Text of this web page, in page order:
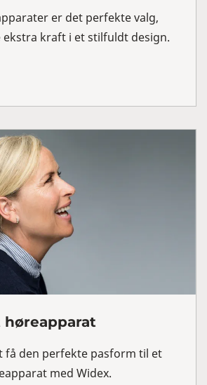
er det perfekte valg,
ekstra kraft i et stilfuldt design.
få den perfekte pasform til et
med Widex.